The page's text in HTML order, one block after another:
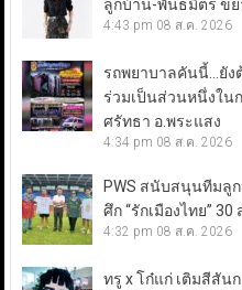
ลูกบ้าน-พันธมิตร ขย
4:43 pm 08 ส.ค. 2026
รถพยาบาลคันนี้…ยั
ร่วมเป็นส่วนหนึ่งใน
ศรัทธา อ.พระแสง
4:34 pm 08 ส.ค. 2026
PWS สนับสนุนทีมลู
ศึก “รักเมืองไทย” 30
4:32 pm 08 ส.ค. 2026
ทรู x โก๋แก่ เติมสีสัน